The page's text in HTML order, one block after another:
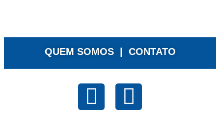
QUEM SOMOS | CONTATO